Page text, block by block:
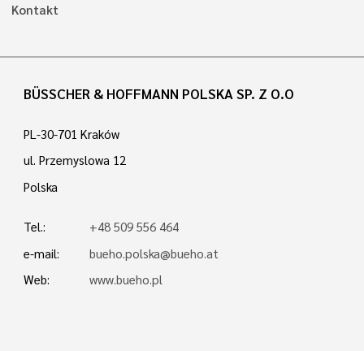
Kontakt
BÜSSCHER & HOFFMANN POLSKA SP. Z O.O
PL-30-701 Kraków
ul. Przemyslowa 12
Polska
Tel.:
+48 509 556 464
e-mail:
bueho.polska@bueho.at
Web:
www.bueho.pl